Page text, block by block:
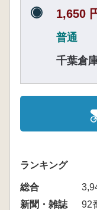
1,650
普通
千葉倉
ランキング
総合
新聞・雑誌
92